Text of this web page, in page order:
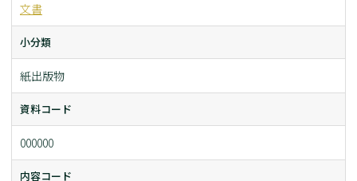
文書
小分類
紙出版物
資料コード
000000
内容コード